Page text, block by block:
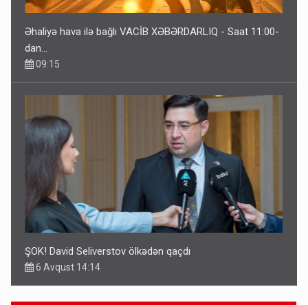
Əhaliyə hava ilə bağlı VACİB XƏBƏRDARLIQ - Saat 11:00-
dan…
09:15
ŞOK! David Seliverstov ölkədən qaçdı
6 Avqust 14:14